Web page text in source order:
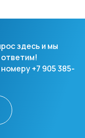
здесь и мы
+7 905 385-